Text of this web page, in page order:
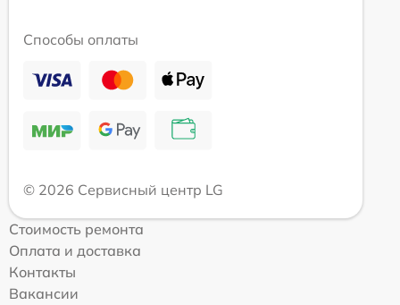
Способы оплаты
© 2026 Сервисный центр LG
Стоимость ремонта
Оплата и доставка
Контакты
Вакансии